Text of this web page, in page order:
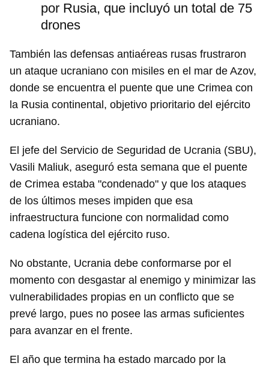
por Rusia, que incluyó un total de 75
drones
También las defensas antiaéreas rusas frustraron
un ataque ucraniano con misiles en el mar de Azov,
donde se encuentra el puente que une Crimea con
la Rusia continental, objetivo prioritario del ejército
ucraniano.
El jefe del Servicio de Seguridad de Ucrania (SBU),
Vasili Maliuk, aseguró esta semana que el puente
de Crimea estaba "condenado" y que los ataques
de los últimos meses impiden que esa
infraestructura funcione con normalidad como
cadena logística del ejército ruso.
No obstante, Ucrania debe conformarse por el
momento con desgastar al enemigo y minimizar las
vulnerabilidades propias en un conflicto que se
prevé largo, pues no posee las armas suficientes
para avanzar en el frente.
El año que termina ha estado marcado por la